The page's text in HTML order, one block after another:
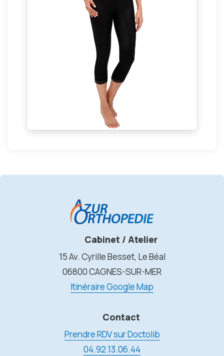
Cabinet / Atelier
15 Av. Cyrille Besset, Le Béal
06800 CAGNES-SUR-MER
Itinéraire Google Map
Contact
Prendre RDV sur Doctolib
04.92.13.06.44